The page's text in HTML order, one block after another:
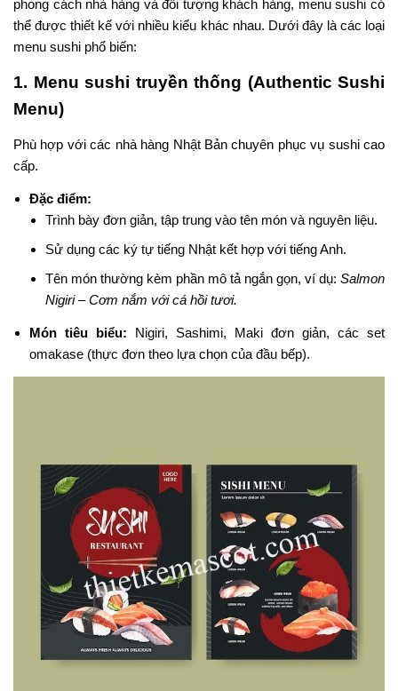
phong cách nhà hàng và đối tượng khách hàng, menu sushi có
thể được thiết kế với nhiều kiểu khác nhau. Dưới đây là các loại
menu sushi phổ biến:
1. Menu sushi truyền thống (Authentic Sushi
Menu)
Phù hợp với các nhà hàng Nhật Bản chuyên phục vụ sushi cao
cấp.
Đặc điểm:
Trình bày đơn giản, tập trung vào tên món và nguyên liệu.
Sử dụng các ký tự tiếng Nhật kết hợp với tiếng Anh.
Tên món thường kèm phần mô tả ngắn gọn, ví dụ: Salmon
Nigiri – Cơm nắm với cá hồi tươi.
Món tiêu biểu: Nigiri, Sashimi, Maki đơn giản, các set
omakase (thực đơn theo lựa chọn của đầu bếp).